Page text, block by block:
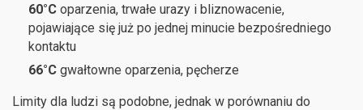
60°C oparzenia, trwałe urazy i bliznowacenie,
pojawiające się już po jednej minucie bezpośredniego
kontaktu
66°C gwałtowne oparzenia, pęcherze
Limity dla ludzi są podobne, jednak w porównaniu do